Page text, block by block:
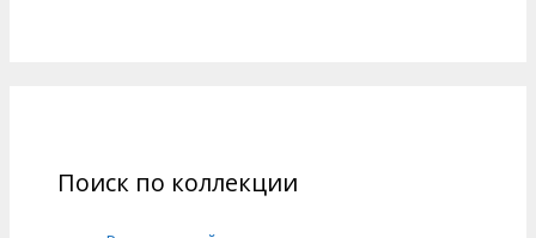
Поиск по коллекции